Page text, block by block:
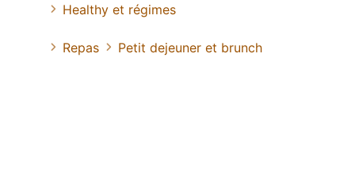
Healthy et régimes
Repas Petit dejeuner et brunch